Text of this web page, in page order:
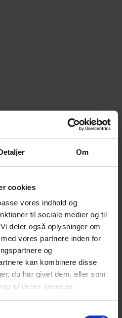
Om
cookies
vores indhold og
til sociale medier og til
deler også oplysninger om
vores partnere inden for
og
kan kombinere disse
du har givet dem, eller som
af deres tjenester.